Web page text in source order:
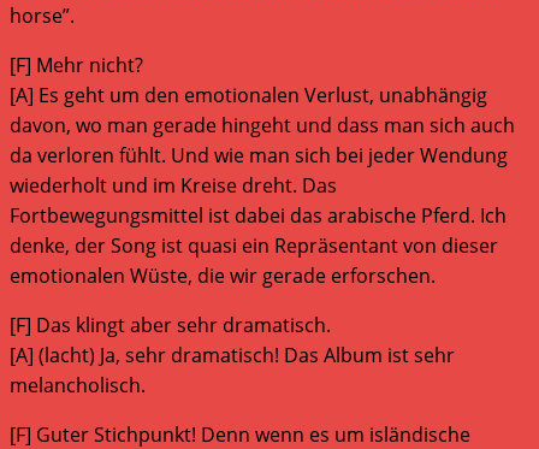
horse”.
[F] Mehr nicht?
[A] Es geht um den emotionalen Verlust, unabhängig
davon, wo man gerade hingeht und dass man sich auch
da verloren fühlt. Und wie man sich bei jeder Wendung
wiederholt und im Kreise dreht. Das
Fortbewegungsmittel ist dabei das arabische Pferd. Ich
denke, der Song ist quasi ein Repräsentant von dieser
emotionalen Wüste, die wir gerade erforschen.
[F] Das klingt aber sehr dramatisch.
[A] (lacht) Ja, sehr dramatisch! Das Album ist sehr
melancholisch.
[F] Guter Stichpunkt! Denn wenn es um isländische